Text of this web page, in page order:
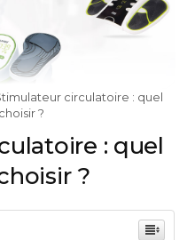
circulatoire : quel
?
: quel
?